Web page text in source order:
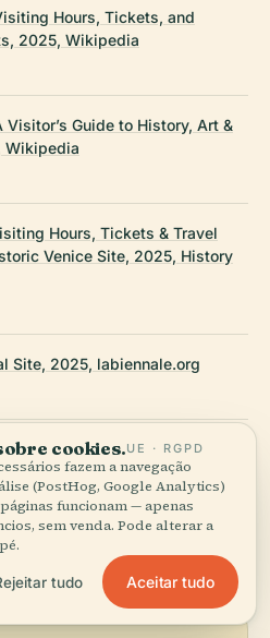
Hours, Tickets, and
2025, Wikipedia
Visitor’s Guide to History, Art &
Wikipedia
Hours, Tickets & Travel
Venice Site, 2025, History
Site, 2025, labiennale.org
2026
Wikipédia e fontes oficiais ·
os nossos guias →
cookies.UE · RGPD
fazem a navegação
(PostHog, Google Analytics)
funcionam — apenas
sem venda. Pode alterar a
tudo Aceitar tudo